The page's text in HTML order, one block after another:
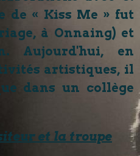
de « Kiss Me » fut
à Onnaing) et
Aujourd'hui, en
artistiques, il
dans un collège
et la troupe